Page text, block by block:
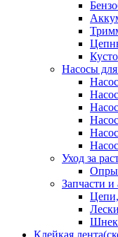
Насосы
Уход за
Запчасти и
Клейкая